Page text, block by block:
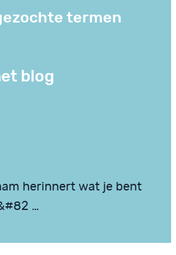
termen
blog
herinnert wat je bent
…